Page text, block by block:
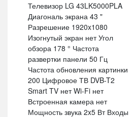
Телевизор LG 43LK5000PLA
Диагональ экрана 43 "
Разрешение 1920x1080
Изогнутый экран нет Угол
обзора 178 ° Частота
развертки панели 50 Гц
Частота обновления картинки
200 Цифровое ТВ DVB-T2
Smart TV нет Wi-Fi нет
Встроенная камера нет
Мощность звука 2x5 Вт Входы